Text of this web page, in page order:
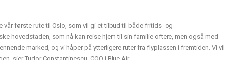
vår første rute til Oslo, som vil gi et tilbud til både fritids- og
hovedstaden, som nå kan reise hjem til sin familie oftere, men også med
marked, og vi håper på ytterligere ruter fra flyplassen i fremtiden. Vi vil
sier Tudor Constantinescu, COO i Blue Air.